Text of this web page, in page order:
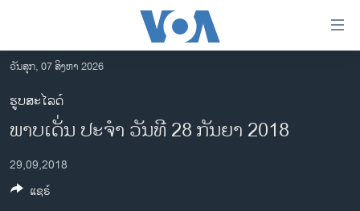
ເຂົ້າ
ຫາ
ຂ້າມ
ຂ້າມ
ໄປ
ຫາ
ລາວ
ອາເມຣິກາ
ການເລືອກຕັ້ງ ປະທານາທີບໍດີ ສະຫະລັດ 2024
ຂ່າວ​ຈີນ
ວັນສຸກ, 07 ສິງຫາ 2026
ຮູບສະໄລດ໌
ພາບເດັ່ນ ປະຈຳ ວັນທີ 28 ກັນຍາ 2018
29,09,2018
ແຊຣ໌